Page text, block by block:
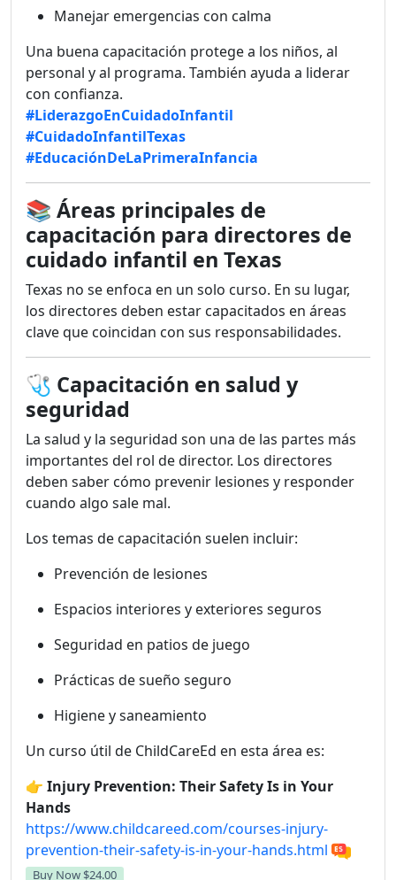
Manejar emergencias con calma
Una buena capacitación protege a los niños, al
personal y al programa. También ayuda a liderar
con confianza.
#LiderazgoEnCuidadoInfantil
#CuidadoInfantilTexas
#EducaciónDeLaPrimeraInfancia
📚 Áreas principales de
capacitación para directores de
cuidado infantil en Texas
Texas no se enfoca en un solo curso. En su lugar,
los directores deben estar capacitados en áreas
clave que coincidan con sus responsabilidades.
🩺 Capacitación en salud y
seguridad
La salud y la seguridad son una de las partes más
importantes del rol de director. Los directores
deben saber cómo prevenir lesiones y responder
cuando algo sale mal.
Los temas de capacitación suelen incluir:
Prevención de lesiones
Espacios interiores y exteriores seguros
Seguridad en patios de juego
Prácticas de sueño seguro
Higiene y saneamiento
Un curso útil de ChildCareEd en esta área es:
👉 Injury Prevention: Their Safety Is in Your
Hands
https://www.childcareed.com/courses-injury-
prevention-their-safety-is-in-your-hands.html
Buy Now $24.00